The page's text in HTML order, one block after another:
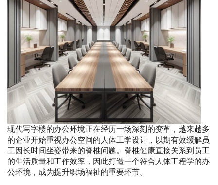
现代写字楼的办公环境正在经历一场深刻的变革，越来越多
的企业开始重视办公空间的人体工学设计，以期有效缓解员
工因长时间坐姿带来的脊椎问题。脊椎健康直接关系到员工
的生活质量和工作效率，因此打造一个符合人体工程学的办
公环境，成为提升职场福祉的重要环节。